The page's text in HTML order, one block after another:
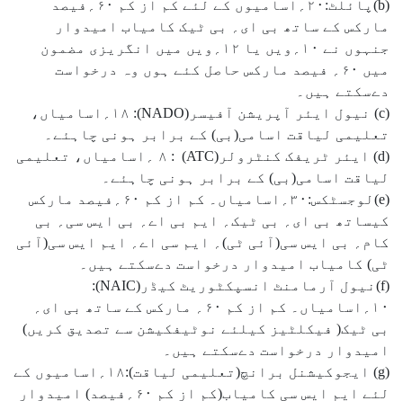
(b)پائلٹ:۲۰؍اسامیوں کے لئے کم از کم ۶۰؍فیصد
مارکس کے ساتھ بی ای؍ بی ٹیک کامیاب امیدوار
جنہوں نے ۱۰؍ویں یا ۱۲؍ویں میں انگریزی مضمون
میں ۶۰؍ فیصد مارکس حاصل کئے ہوں وہ درخواست
دےسکتے ہیں۔
(c) نیول ایئر آپریشن آفیسر(NADO): ۱۸؍اسامیاں،
تعلیمی لیاقت اسامی(بی) کے برابر ہونی چاہئے۔
(d) ایئر ٹریفک کنٹرولر(ATC) : ۸ ؍اسامیاں، تعلیمی
لیاقت اسامی(بی) کے برابر ہونی چاہئے۔
(e)لوجسٹکس:۳۰؍اسامیاں۔ کم از کم ۶۰؍فیصد مارکس
کیساتھ بی ای؍ بی ٹیک؍ ایم بی اے؍ بی ایس سی؍ بی
کام؍ بی ایس سی(آئی ٹی)؍ ایم سی اے؍ ایم ایس سی(آئی
ٹی) کامیاب امیدوار درخواست دےسکتے ہیں۔
(f)نیول آرمامنٹ انسپکٹوریٹ کیڈر(NAIC):
۱۰؍اسامیاں۔ کم از کم ۶۰؍ مارکس کے ساتھ بی ای؍
بی ٹیک( فیکلٹیز کیلئے نوٹیفکیشن سے تصدیق کریں)
امیدوار درخواست دےسکتے ہیں۔
(g) ایجوکیشنل برانچ(تعلیمی لیاقت):۱۸؍اسامیوں کے
لئے ایم ایس سی کامیاب(کم از کم ۶۰؍فیصد) امیدوار